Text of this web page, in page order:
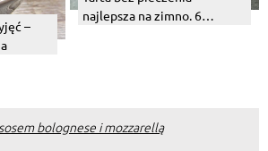
–
najlepsza na zimno. 6
bolognese i mozzarellą